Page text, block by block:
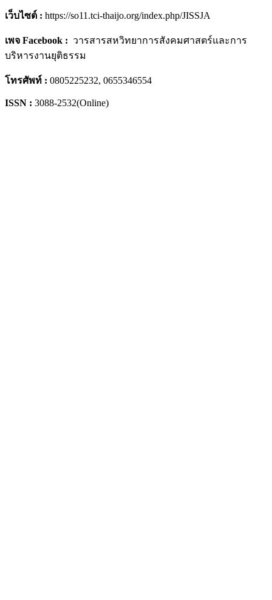
เว็บไซต์ : https://so11.tci-thaijo.org/index.php/JISSJA
เพจ Facebook : วารสารสหวิทยาการสังคมศาสตร์และการ
บริหารงานยุติธรรม
โทรศัพท์ : 0805225232, 0655346554
ISSN : 3088-2532(Online)